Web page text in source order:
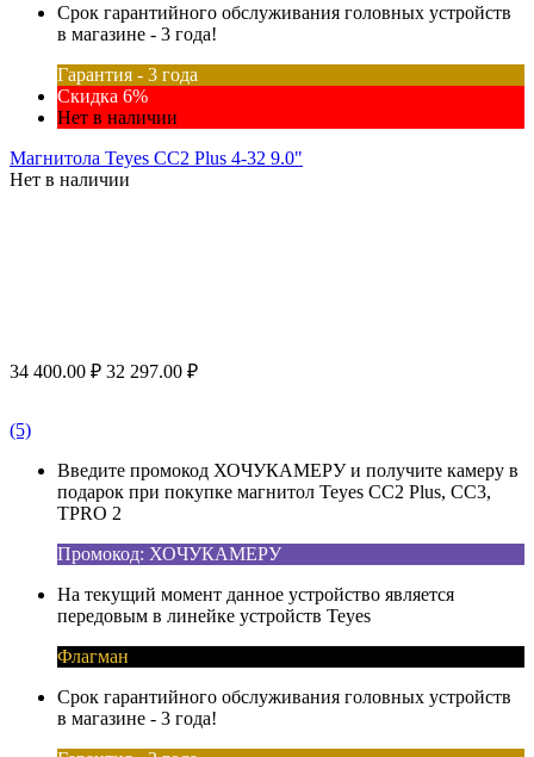
Срок гарантийного обслуживания головных устройств
в магазине - 3 года!
Гарантия - 3 года
Скидка 6%
Нет в наличии
Магнитола Teyes CC2 Plus 4-32 9.0"
Нет в наличии
34 400.00 ₽ 32 297.00 ₽
(5)
Введите промокод ХОЧУКАМЕРУ и получите камеру в
подарок при покупке магнитол Teyes CC2 Plus, CC3,
TPRO 2
Промокод: ХОЧУКАМЕРУ
На текущий момент данное устройство является
передовым в линейке устройств Teyes
Флагман
Срок гарантийного обслуживания головных устройств
в магазине - 3 года!